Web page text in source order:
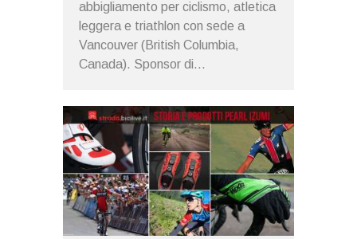
abbigliamento per ciclismo, atletica
leggera e triathlon con sede a
Vancouver (British Columbia,
Canada). Sponsor di...